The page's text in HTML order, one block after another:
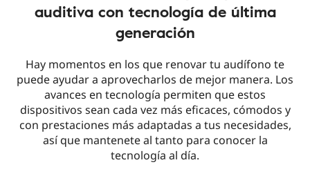
auditiva con tecnología de última
generación
Hay momentos en los que renovar tu audífono te
puede ayudar a aprovecharlos de mejor manera. Los
avances en tecnología permiten que estos
dispositivos sean cada vez más eficaces, cómodos y
con prestaciones más adaptadas a tus necesidades,
así que mantenete al tanto para conocer la
tecnología al día.